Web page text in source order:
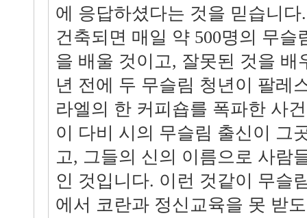
에 응답하셨다는 것을 믿습니
건축되면 매일 약 500명의 무슬
을 배울 것이고, 잘못된 것을 배
년 전에 두 무슬림 청년이 팔레
라엘의 한 커피숍를 폭파한 사
이 다비 시의 무슬림 출신이 그
고, 그들의 신의 이름으로 사람
인 것입니다. 이런 것같이 무슬
에서 코란과 정신교육을 못 받